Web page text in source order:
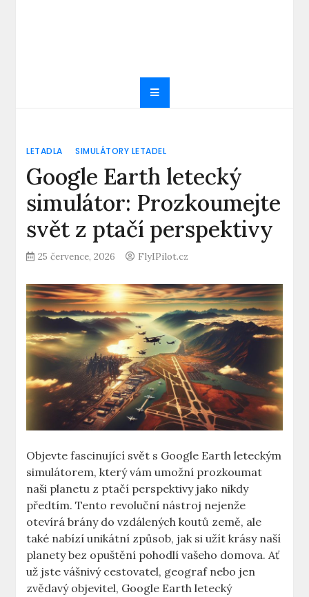
LETADLA SIMULÁTORY LETADEL
Google Earth letecký
simulátor: Prozkoumejte
svět z ptačí perspektivy
25 července, 2026 FlyIPilot.cz
Objevte fascinující svět s Google Earth leteckým
simulátorem, který vám​ umožní prozkoumat⁢
naši planetu z ptačí perspektivy jako nikdy
předtím. Tento⁣ revoluční nástroj nejenže
otevírá ⁣brány do vzdálených​ koutů ‌země, ale
také ⁢nabízí unikátní způsob, jak‍ si užít krásy naší
planety bez opuštění ⁣pohodlí vašeho domova.⁣ Ať
⁢už jste ⁤vášnivý cestovatel, geograf‌ nebo jen
zvědavý objevitel, ⁢Google Earth letecký